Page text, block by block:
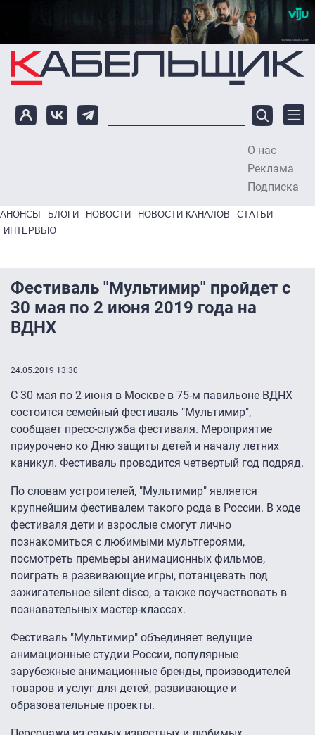
Перейти к основному содержанию
О нас
Реклама
Подписка
Primary links bottom
АНОНСЫ БЛОГИ НОВОСТИ НОВОСТИ КАНАЛОВ
СТАТЬИ
ИНТЕРВЬЮ
Фестиваль "Мультимир" пройдет с
30 мая по 2 июня 2019 года на
ВДНХ
24.05.2019 13:30
С 30 мая по 2 июня в Москве в 75-м павильоне ВДНХ
состоится семейный фестиваль "Мультимир",
сообщает пресс-служба фестиваля. Мероприятие
приурочено ко Дню защиты детей и началу летних
каникул. Фестиваль проводится четвертый год подряд.
По словам устроителей, "Мультимир" является
крупнейшим фестивалем такого рода в России. В ходе
фестиваля дети и взрослые смогут лично
познакомиться с любимыми мультгероями,
посмотреть премьеры анимационных фильмов,
поиграть в развивающие игры, потанцевать под
зажигательное silent disco, а также поучаствовать в
познавательных мастер-классах.
Фестиваль "Мультимир" объединяет ведущие
анимационные студии России, популярные
зарубежные анимационные бренды, производителей
товаров и услуг для детей, развивающие и
образовательные проекты.